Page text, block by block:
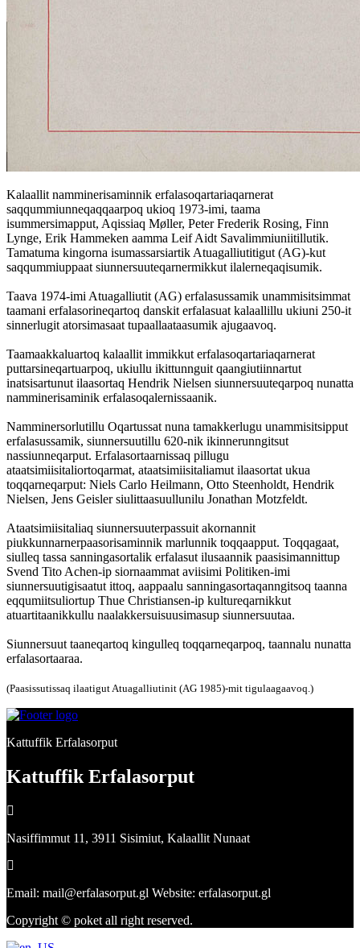
Kalaallit namminerisaminnik erfalasoqartariaqarnerat
saqqummiunneqaqqaarpoq ukioq 1973-imi, taama
isummersimapput, Aqissiaq Møller, Peter Frederik Rosing, Finn
Lynge, Erik Hammeken aamma Leif Aidt Savalimmiuniitillutik.
Tamatuma kingorna isumassarsiartik Atuagalliutitigut (AG)-kut
saqqummiuppaat siunnersuuteqarnermikkut ilalerneqaqisumik.
Taava 1974-imi Atuagalliutit (AG) erfalasussamik unammisitsimmat
taamani erfalasorineqartoq danskit erfalasuat kalaallillu ukiuni 250-it
sinnerlugit atorsimasaat tupaallaataasumik ajugaavoq.
Taamaakkaluartoq kalaallit immikkut erfalasoqartariaqarnerat
puttarsineqartuarpoq, ukiullu ikittunnguit qaangiutiinnartut
inatsisartunut ilaasortaq Hendrik Nielsen siunnersuuteqarpoq nunatta
namminerisaminik erfalasoqalernissaanik.
Namminersorlutillu Oqartussat nuna tamakkerlugu unammisitsipput
erfalasussamik, siunnersuutillu 620-nik ikinnerunngitsut
nassiunneqarput. Erfalasortaarnissaq pillugu
ataatsimiisitaliortoqarmat, ataatsimiisitaliamut ilaasortat ukua
toqqarneqarput: Niels Carlo Heilmann, Otto Steenholdt, Hendrik
Nielsen, Jens Geisler siulittaasuullunilu Jonathan Motzfeldt.
Ataatsimiisitaliaq siunnersuuterpassuit akornannit
piukkunnarnerpaasorisaminnik marlunnik toqqaapput. Toqqagaat,
siulleq tassa sanningasortalik erfalasut ilusaannik paasisimannittup
Svend Tito Achen-ip siornaammat aviisimi Politiken-imi
siunnersuutigisaatut ittoq, aappaalu sanningasortaqanngitsoq taanna
eqqumiitsuliortup Thue Christiansen-ip kultureqarnikkut
atuartitaanikkullu naalakkersuisuusimasup siunnersuutaa.
Siunnersuut taaneqartoq kingulleq toqqarneqarpoq, taannalu nunatta
erfalasortaaraa.
(Paasissutissaq ilaatigut Atuagalliutinit (AG 1985)-mit tigulaagaavoq.)
Kattuffik Erfalasorput
Kattuffik Erfalasorput
Nasiffimmut 11, 3911 Sisimiut, Kalaallit Nunaat
Email: mail@erfalasorput.gl Website: erfalasorput.gl
Copyright © poket all right reserved.